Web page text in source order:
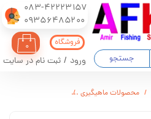
083-42223157
​​​​​​​09356485200
جستجو
۰
ورود / ثبت نام در سایت
فروشگاه
محصولات ماهیگیری